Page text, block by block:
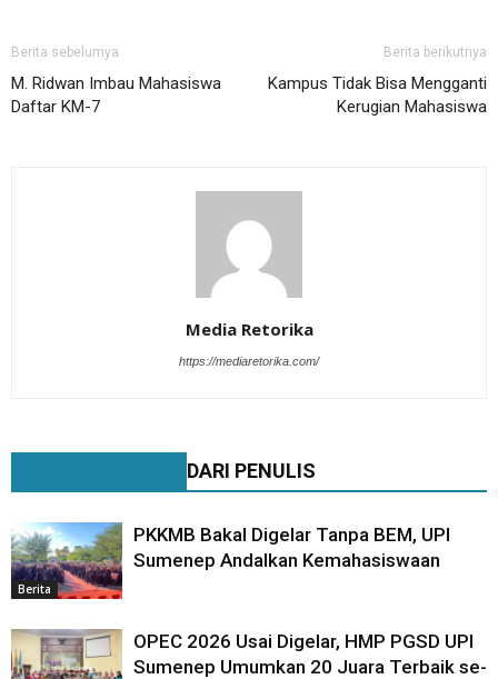
Berita sebelumya
M. Ridwan Imbau Mahasiswa
Daftar KM-7
Berita berikutnya
Kampus Tidak Bisa Mengganti
Kerugian Mahasiswa
Media Retorika
https://mediaretorika.com/
DARI PENULIS
Berita
PKKMB Bakal Digelar Tanpa BEM, UPI
Sumenep Andalkan Kemahasiswaan
OPEC 2026 Usai Digelar, HMP PGSD UPI
Sumenep Umumkan 20 Juara Terbaik se-